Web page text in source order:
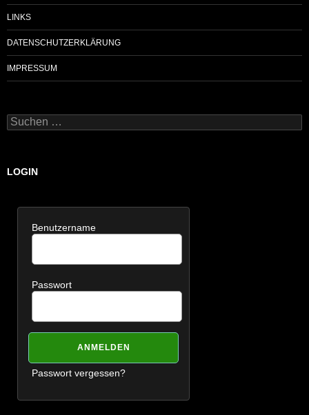
LINKS
DATENSCHUTZERKLÄRUNG
IMPRESSUM
Suchen
nach:
LOGIN
Benutzername
Passwort
Passwort vergessen?